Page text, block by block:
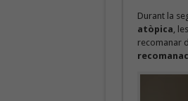
Durant la
atòpica ,
recomanar